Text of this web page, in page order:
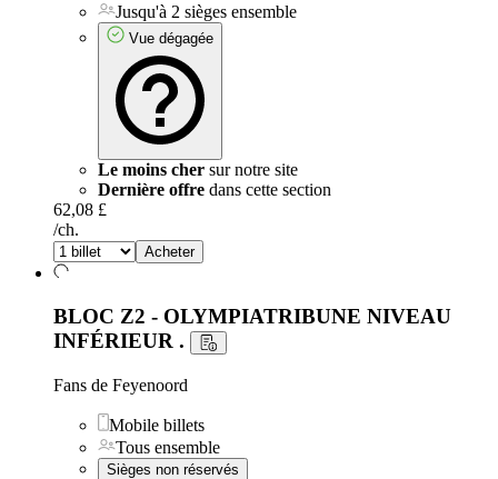
Jusqu'à 2 sièges ensemble
Vue dégagée
Le moins cher sur notre site
Dernière offre dans cette section
62,08 £
/ch.
Acheter
BLOC Z2 - OLYMPIATRIBUNE NIVEAU
INFÉRIEUR .
Fans de Feyenoord
Mobile billets
Tous ensemble
Sièges non réservés